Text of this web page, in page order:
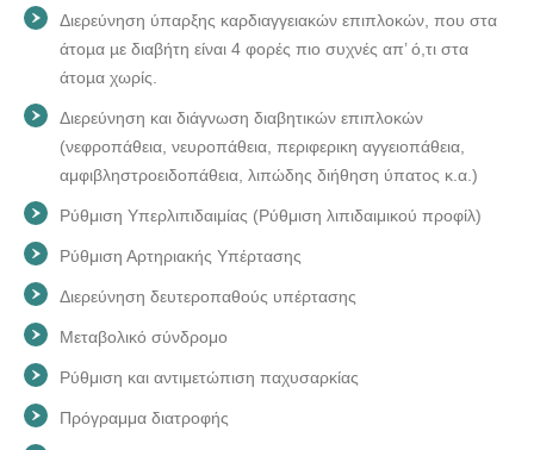
Διερεύνηση ύπαρξης καρδιαγγειακών επιπλοκών, που στα
άτοµα µε διαβήτη είναι 4 φορές πιο συχνές απ’ ό,τι στα
άτοµα χωρίς.
Διερεύνηση και διάγνωση διαβητικών επιπλοκών
(νεφροπάθεια, νευροπάθεια, περιφερικη αγγειοπάθεια,
αμφιβληστροειδοπάθεια, λιπώδης διήθηση ύπατος κ.α.)
Ρύθμιση Υπερλιπιδαιμίας (Ρύθμιση λιπιδαιμικού προφίλ)
Ρύθμιση Αρτηριακής Υπέρτασης
Διερεύνηση δευτεροπαθούς υπέρτασης
Μεταβολικό σύνδρομο
Ρύθμιση και αντιμετώπιση παχυσαρκίας
Πρόγραμμα διατροφής